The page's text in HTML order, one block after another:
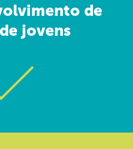
de
jovens